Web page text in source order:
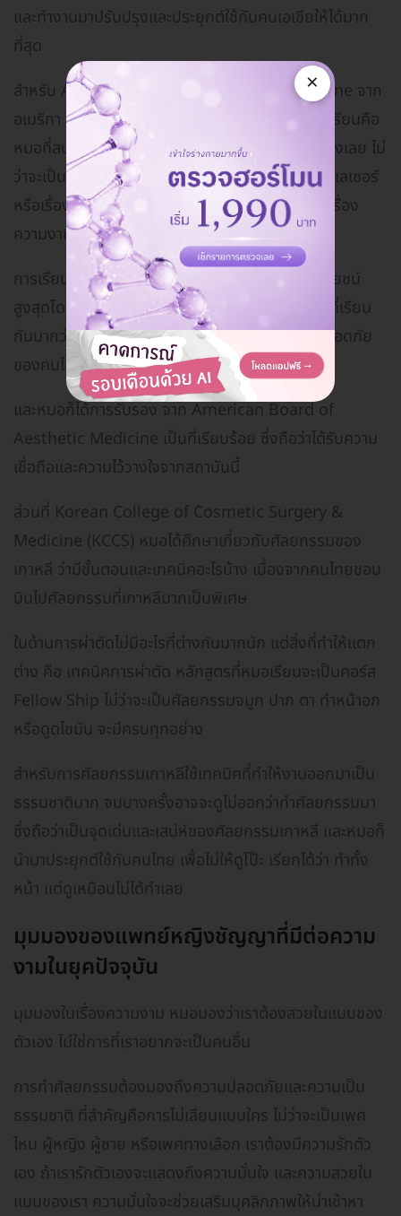
และทำงานมาปรับปรุงและประยุกต์ใช้กับคนเอเชียให้ได้มาก
ที่สุด
สำหรับ American Board of Aesthetic Medicine จาก
อเมริกา เป็นสถาบันที่สอนเฉพาะหมอเท่านั้น คนที่มาเรียนคือ
หมอที่สนใจศึกษาเพิ่มเติมทางด้านความงามมีทุกอย่างเลย ไม่
ว่าจะเป็นการฉีดโบท็อกซ์ ฟิลเลอร์ ร้อยไหม ดูดไขมัน เลเซอร์
หรือเรื่องทำครีม ทุกอย่างที่เป็นองค์ความรู้เกี่ยวกับเรื่อง
ความงาม
การเรียนจะเน้นไปที่องค์ความรู้ที่จะทำให้คนไข้ได้ประโยชน์
สูงสุดโดยไม่เกิดภาวะแทรกซ้อน เป็นหลักการแพทย์ที่เรียน
กันมากว่า 20 ปี โดยเน้นเรื่องการทำสวยบนความปลอดภัย
ของคนไข้เป็นหลัก
และหมอก็ได้การรับรอง จาก American Board of
Aesthetic Medicine เป็นที่เรียบร้อย ซึ่งถือว่าได้รับความ
เชื่อถือและความไว้วางใจจากสถาบันนี้
ส่วนที่ Korean College of Cosmetic Surgery &
Medicine (KCCS) หมอได้ศึกษาเกี่ยวกับศัลยกรรมของ
เกาหลี ว่ามีขั้นตอนและเทคนิคอะไรบ้าง เนื่องจากคนไทยชอบ
บินไปศัลยกรรมที่เกาหลีมากเป็นพิเศษ
ในด้านการผ่าตัดไม่มีอะไรที่ต่างกันมากนัก แต่สิ่งที่ทำให้แตก
ต่าง คือ เทคนิคการผ่าตัด หลักสูตรที่หมอเรียนจะเป็นคอร์ส
Fellow Ship ไม่ว่าจะเป็นศัลยกรรมจมูก ปาก ตา ทำหน้าอก
หรือดูดไขมัน จะมีครบทุกอย่าง
สำหรับการศัลยกรรมเกาหลีใช้เทคนิคที่ทำให้งานออกมาเป็น
ธรรมชาติมาก จนบางครั้งอาจจะดูไม่ออกว่าทำศัลยกรรมมา
ซึ่งถือว่าเป็นจุดเด่นและเสน่ห์ของศัลยกรรมเกาหลี และหมอก็
นำมาประยุกต์ใช้กับคนไทย เพื่อไม่ให้ดูโป๊ะ เรียกได้ว่า ทำทั้ง
หน้า แต่ดูเหมือนไม่ได้ทำเลย
มุมมองของแพทย์หญิงชัญญาที่มีต่อความ
งามในยุคปัจจุบัน
มุมมองในเรื่องความงาม หมอมองว่าเราต้องสวยในแบบของ
ตัวเอง ไม่ใช่การที่เราอยากจะเป็นคนอื่น
การทำศัลยกรรมต้องมองถึงความปลอดภัยและความเป็น
ธรรมชาติ ที่สำคัญคือการไม่เลียนแบบใคร ไม่ว่าจะเป็นเพศ
ไหน ผู้หญิง ผู้ชาย หรือเพศทางเลือก เราต้องมีความรักตัว
เอง ถ้าเรารักตัวเองจะแสดงถึงความมั่นใจ และความสวยใน
แบบของเรา ความมั่นใจจะช่วยเสริมบุคลิกภาพให้น่าเข้าหา
×